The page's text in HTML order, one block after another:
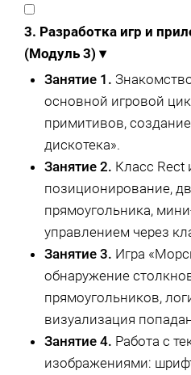
3. Разработка игр и
(Модуль 3) ▾
Занятие 1.
основной игровой
примитивов,
дискотека».
Занятие 2. Класс Rect
позиционирование,
прямоугольника,
управлением через
Занятие 3. Игра
обнаружение
прямоугольников,
визуализация
Занятие 4. Работа с
изображениями: